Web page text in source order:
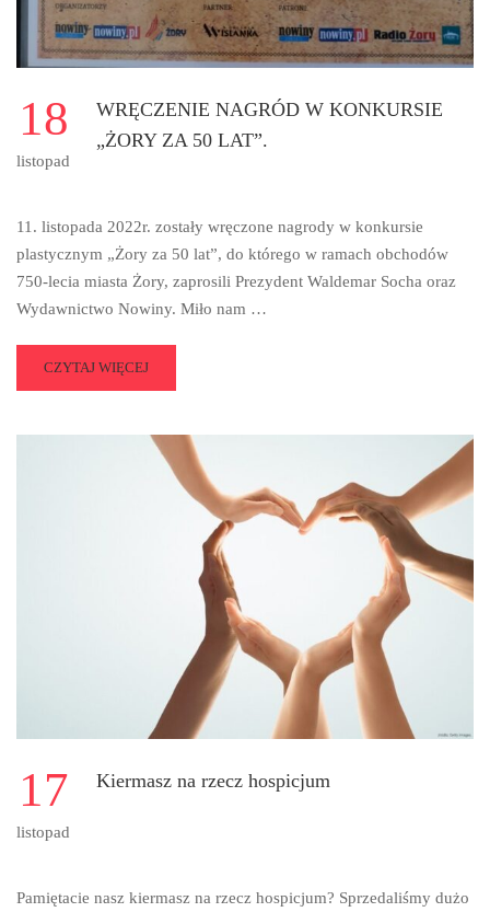
18
listopad
WRĘCZENIE NAGRÓD W KONKURSIE
„ŻORY ZA 50 LAT”.
11. listopada 2022r. zostały wręczone nagrody w konkursie
plastycznym „Żory za 50 lat”, do którego w ramach obchodów
750-lecia miasta Żory, zaprosili Prezydent Waldemar Socha oraz
Wydawnictwo Nowiny. Miło nam …
READ
MORE
WRĘCZENIE
CZYTAJ WIĘCEJ
17
listopad
Kiermasz na rzecz hospicjum
Pamiętacie nasz kiermasz na rzecz hospicjum? Sprzedaliśmy dużo